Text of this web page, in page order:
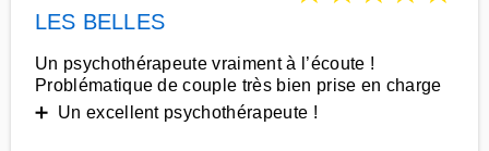
LES BELLES
Un psychothérapeute vraiment à l’écoute !
Problématique de couple très bien prise en charge
➕ Un excellent psychothérapeute !